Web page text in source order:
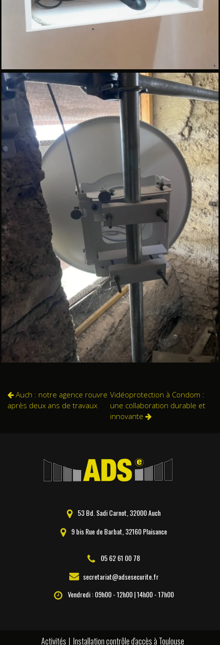
Auch : notre agence rouvre
après deux ans de travaux
Vidéoprotection à Condom :
une collaboration durable et
innovante
05 62 61 00 78
secretariat@adsesecurite.fr
Vendredi : 09h00 - 12h00 | 14h00 - 17h00
53 Bd. Sadi Carnot, 32000 Auch
9 bis Rue de Barbat, 32160 Plaisance
Activités Installation contrôle d'accès à Toulouse